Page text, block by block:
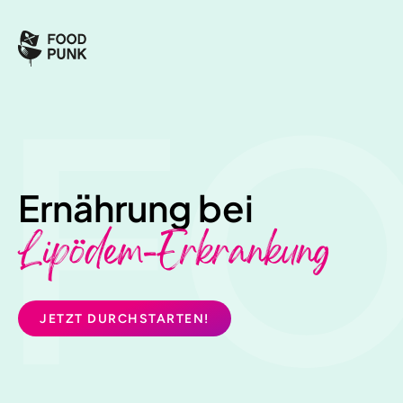
Ernährung bei
Lipödem-Erkrankung
JETZT DURCHSTARTEN!